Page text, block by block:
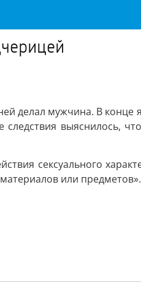
делал мужчина. В конце
выяснилось,
сексуального
или предметов».